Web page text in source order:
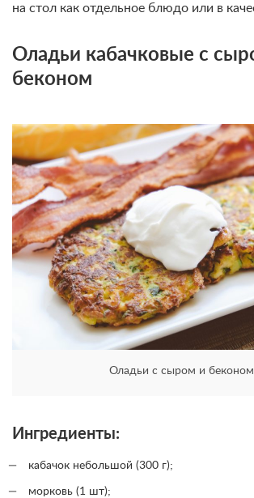
на стол как отдельное блюдо или в
Оладьи кабачковые с
беконом
Оладьи с сыром и беконом
Ингредиенты:
кабачок небольшой (300 г);
морковь (1 шт);